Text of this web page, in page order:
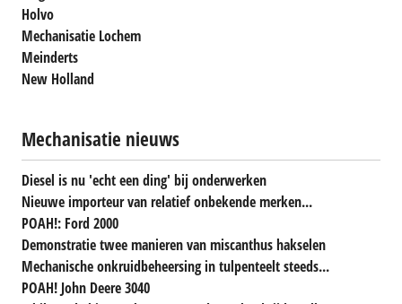
Holvo
Mechanisatie Lochem
Meinderts
New Holland
Mechanisatie nieuws
Diesel is nu 'echt een ding' bij onderwerken
Nieuwe importeur van relatief onbekende merken...
POAH!: Ford 2000
Demonstratie twee manieren van miscanthus hakselen
Mechanische onkruidbeheersing in tulpenteelt steeds...
POAH! John Deere 3040